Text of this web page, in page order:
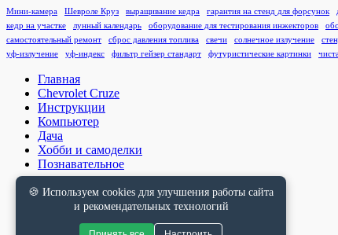
Мини-камера Шевроле Круз выращивание кедра гарантия на стенд для форсунок
кедр на участке
лунный календарь оборудование для тестирования инжекторов
самостоятельный ремонт
сброс давления топлива свечи солнечное излучение
уф-излучение
уф-индекс фильтр гейзер стандарт футуристические картинки
Главная
Chevrolet Cruze
Инструкции
Компьютер
Дача
Хобби и самоделки
Познавательное
🍪 Используем cookies для улучшения работы сайта
и рекомендательных технологий